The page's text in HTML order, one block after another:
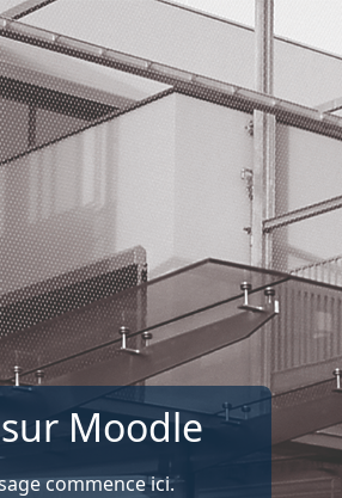
Moodle
commence ici.